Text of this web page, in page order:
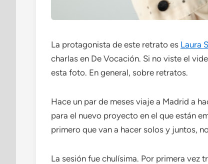
La protagonista de este retrato es Laura
charlas en De Vocación. Si no viste el
esta foto. En general, sobre retratos.
Hace un par de meses viaje a Madrid a
para el nuevo proyecto en el que están
primero que van a hacer solos y juntos,
La sesión fue chulísima. Por primera vez